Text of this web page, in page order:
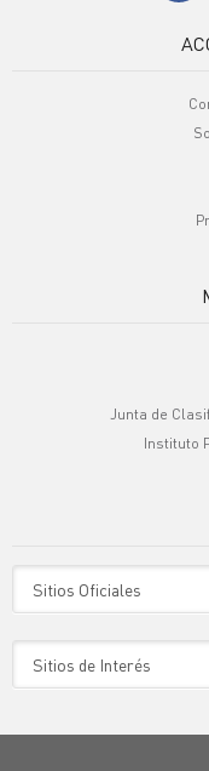
Junta de
Instituto